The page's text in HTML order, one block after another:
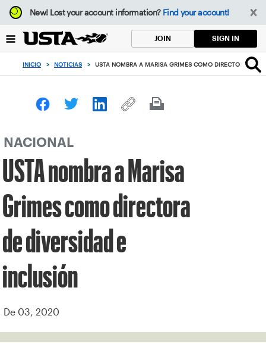
Enfoque
desde
botón
volver
principio
New!Lost your account information? Find your account!
JOIN SIGN IN
INICIO > NOTICIAS > USTA NOMBRA A MARISA GRIMES COMO DIRECTORA DE
NACIONAL
USTA nombra a Marisa
Grimes como directora
de diversidad e
inclusión
De 03, 2020